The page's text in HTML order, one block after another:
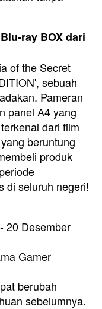
ray BOX dari
of the Secret
sebuah
Pameran
panel A4 yang
dari film
beruntung
produk
di seluruh negeri!
20 Desember
Gamer
berubah
sebelumnya.